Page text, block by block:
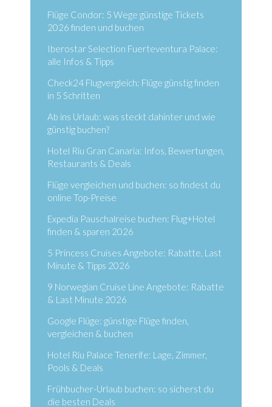
Flüge Condor: 5 Wege günstige Tickets
2026 finden und buchen
Iberostar Selection Fuerteventura Palace:
alle Infos & Tipps
Check24 Flugvergleich: Flüge günstig finden
in 5 Schritten
Ab ins Urlaub: was steckt dahinter und wie
günstig buchen?
Hotel Riu Gran Canaria: Infos, Bewertungen,
Restaurants & Deals
Flüge vergleichen und buchen: so findest du
online Top-Preise
Expedia Pauschalreise buchen: Flug+Hotel
finden & sparen 2026
5 Princess Cruises Angebote: Rabatte, Last
Minute & Tipps 2026
9 Norwegian Cruise Line Angebote: Rabatte
& Last Minute 2026
Google Flüge: günstige Flüge finden,
vergleichen & buchen
Hotel Riu Palace Tenerife: Lage, Zimmer,
Pools & Deals
Frühbucher-Urlaub buchen: so sicherst du
die besten Deals